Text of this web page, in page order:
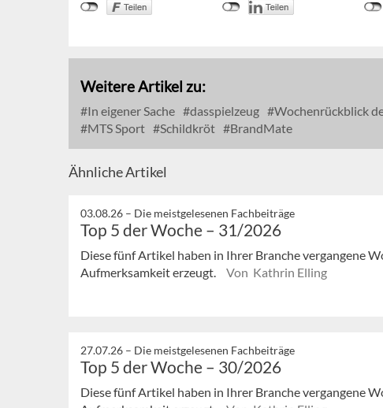
Weitere Artikel zu:
In eigener Sache dasspielzeug Wochenrückblick
MTS Sport
Schildkröt BrandMate
Ähnliche Artikel
03.08.26 – Die meistgelesenen Fachbeiträge
Top 5 der Woche – 31/2026
Diese fünf Artikel haben in Ihrer Branche vergangene
Aufmerksamkeit erzeugt.
Von Kathrin Elling
27.07.26 – Die meistgelesenen Fachbeiträge
Top 5 der Woche – 30/2026
Diese fünf Artikel haben in Ihrer Branche vergangene